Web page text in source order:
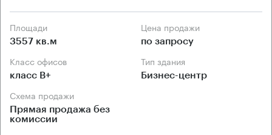
Площади
3557 кв.м
Цена продажи
по запросу
Класс офисов
класс B+
Тип здания
Бизнес-центр
Схема продажи
Прямая продажа без
комиссии